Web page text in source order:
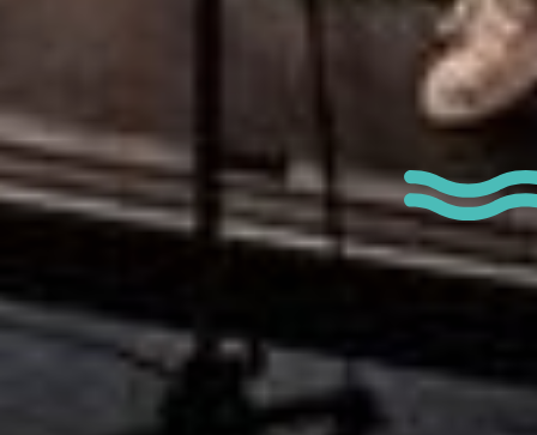
Exposition
Sport & loisirs
Musique /
Ateliers
Visites guidées
Fête Nationale